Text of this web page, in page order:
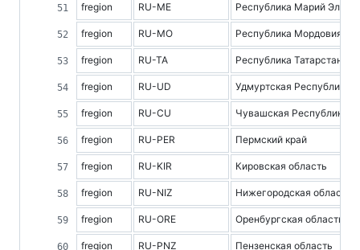
fregion RU-ME Республика Марий Эл
fregion RU-MO Республика Мордовия
fregion RU-TA Республика Татарстан
fregion RU-UD Удмуртская Республика
fregion RU-CU Чувашская Республика
fregion RU-PER Пермский край
fregion RU-KIR Кировская область
fregion RU-NIZ Нижегородская область
fregion RU-ORE Оренбургская область
fregion RU-PNZ Пензенская область